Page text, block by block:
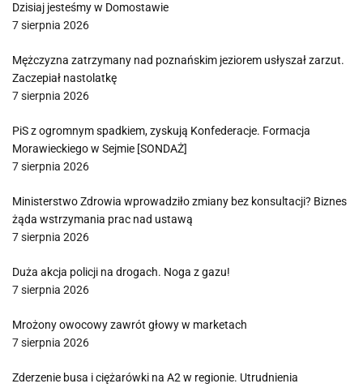
Dzisiaj jesteśmy w Domostawie
7 sierpnia 2026
Mężczyzna zatrzymany nad poznańskim jeziorem usłyszał zarzut.
Zaczepiał nastolatkę
7 sierpnia 2026
PiS z ogromnym spadkiem, zyskują Konfederacje. Formacja
Morawieckiego w Sejmie [SONDAŻ]
7 sierpnia 2026
Ministerstwo Zdrowia wprowadziło zmiany bez konsultacji? Biznes
żąda wstrzymania prac nad ustawą
7 sierpnia 2026
Duża akcja policji na drogach. Noga z gazu!
7 sierpnia 2026
Mrożony owocowy zawrót głowy w marketach
7 sierpnia 2026
Zderzenie busa i ciężarówki na A2 w regionie. Utrudnienia